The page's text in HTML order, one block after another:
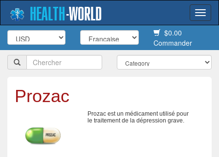
HEALTH-WORLD
$0.00
Commander
Prozac
Prozac est un médicament utilisé pour
le traitement de la dépression grave.